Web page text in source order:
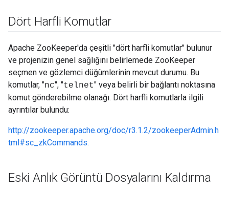
Dört Harfli Komutlar
Apache ZooKeeper'da çeşitli "dört harfli komutlar" bulunur
ve projenizin genel sağlığını belirlemede ZooKeeper
seçmen ve gözlemci düğümlerinin mevcut durumu. Bu
komutlar, "nc", "telnet" veya belirli bir bağlantı noktasına
komut gönderebilme olanağı. Dört harfli komutlarla ilgili
ayrıntılar bulundu:
http://zookeeper.apache.org/doc/r3.1.2/zookeeperAdmin.h
tml#sc_zkCommands.
Eski Anlık Görüntü Dosyalarını Kaldırma